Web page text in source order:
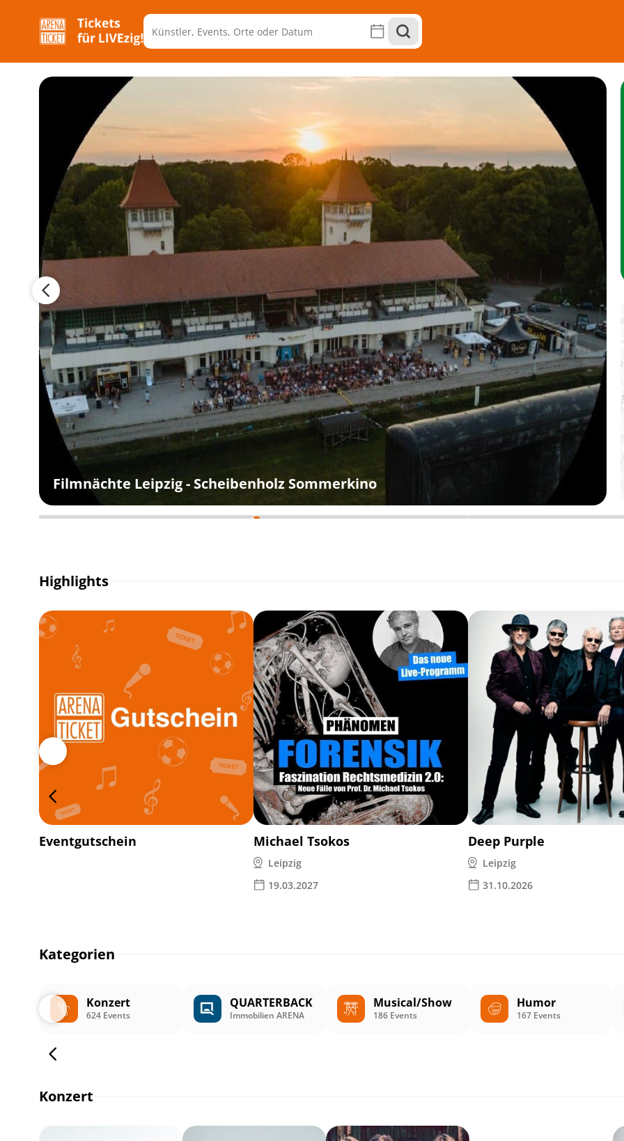
Filmnächte Leipzig - Scheibenholz Sommerkino
Highlights
Eventgutschein Michael Tsokos
Leipzig
19.03.2027
Deep Purple
Leipzig
31.10.2026
Kategorien
Konzert
624 Events
QUARTERBACK
Immobilien ARENA
Musical/Show
186 Events
Humor
167 Events
Konzert